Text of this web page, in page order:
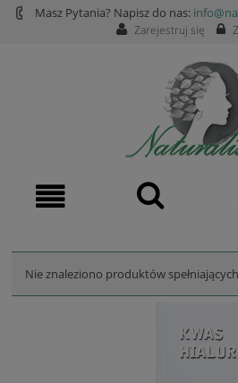
Masz Pytania? Napisz do nas:
Zarejestruj się
Nie znaleziono produktów